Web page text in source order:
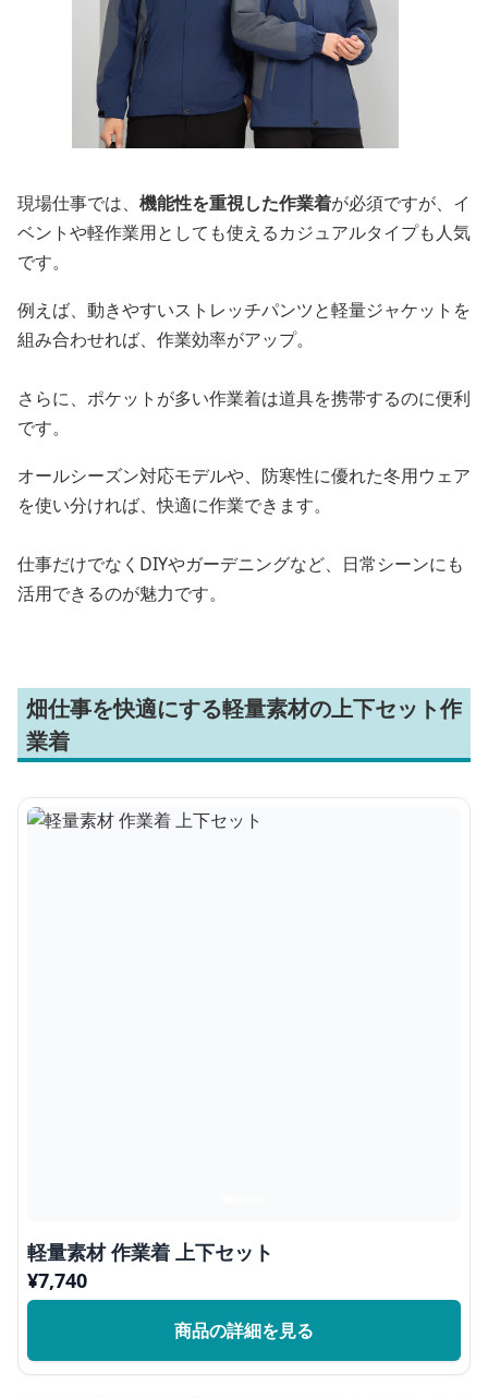
現場仕事では、 機能性を重視した作業着が必須ですが、イ
ベントや軽作業用としても使えるカジュアルタイプも人気
です。
例えば、動きやすいストレッチパンツと軽量ジャケットを
組み合わせれば、作業効率がアップ。
さらに、ポケットが多い作業着は道具を携帯するのに便利
です。
オールシーズン対応モデルや、防寒性に優れた冬用ウェア
を使い分ければ、快適に作業できます。
仕事だけでなくDIYやガーデニングなど、日常シーンにも
活用できるのが魅力です。
畑仕事を快適にする軽量素材の上下セット作
業着
軽量素材 作業着 上下セット
¥7,740
商品の詳細を見る